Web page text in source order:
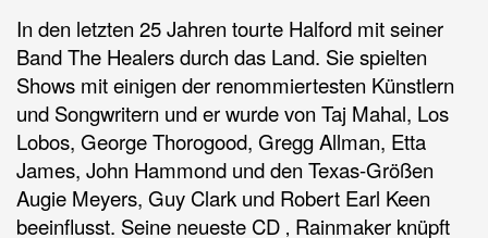
In den letzten 25 Jahren tourte Halford mit seiner
Band The Healers durch das Land. Sie spielten
Shows mit einigen der renommiertesten Künstlern
und Songwritern und er wurde von Taj Mahal, Los
Lobos, George Thorogood, Gregg Allman, Etta
James, John Hammond und den Texas-Größen
Augie Meyers, Guy Clark und Robert Earl Keen
beeinflusst. Seine neueste CD ‚ Rainmaker knüpft